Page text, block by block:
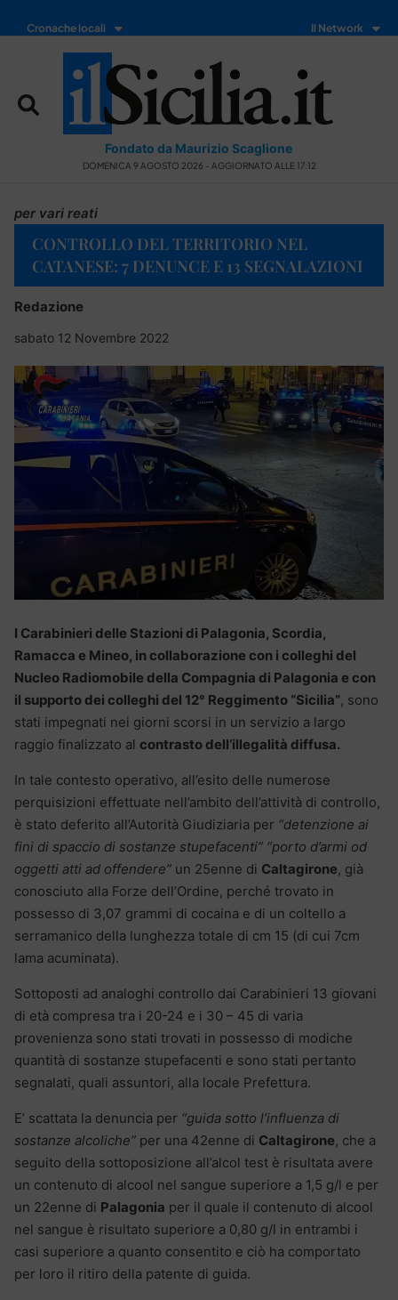
Cronache locali Il Network
Fondato da Maurizio Scaglione
DOMENICA 9 AGOSTO 2026 - AGGIORNATO ALLE 17:12
per vari reati
CONTROLLO DEL TERRITORIO NEL
CATANESE: 7 DENUNCE E 13 SEGNALAZIONI
Redazione
sabato 12 Novembre 2022
I Carabinieri delle Stazioni di Palagonia, Scordia,
Ramacca e Mineo, in collaborazione con i colleghi del
Nucleo Radiomobile della Compagnia di Palagonia e con
il supporto dei colleghi del 12° Reggimento “Sicilia”, sono
stati impegnati nei giorni scorsi in un servizio a largo
raggio finalizzato al contrasto dell’illegalità diffusa.
In tale contesto operativo, all’esito delle numerose
perquisizioni effettuate nell’ambito dell’attività di controllo,
è stato deferito all’Autorità Giudiziaria per “detenzione ai
fini di spaccio di sostanze stupefacenti” “porto d’armi od
oggetti atti ad offendere” un 25enne di Caltagirone, già
conosciuto alla Forze dell’Ordine, perché trovato in
possesso di 3,07 grammi di cocaina e di un coltello a
serramanico della lunghezza totale di cm 15 (di cui 7cm
lama acuminata).
Sottoposti ad analoghi controllo dai Carabinieri 13 giovani
di età compresa tra i 20-24 e i 30 – 45 di varia
provenienza sono stati trovati in possesso di modiche
quantità di sostanze stupefacenti e sono stati pertanto
segnalati, quali assuntori, alla locale Prefettura.
E’ scattata la denuncia per “guida sotto l’influenza di
sostanze alcoliche” per una 42enne di Caltagirone, che a
seguito della sottoposizione all’alcol test è risultata avere
un contenuto di alcool nel sangue superiore a 1,5 g/l e per
un 22enne di Palagonia per il quale il contenuto di alcool
nel sangue è risultato superiore a 0,80 g/l in entrambi i
casi superiore a quanto consentito e ciò ha comportato
per loro il ritiro della patente di guida.